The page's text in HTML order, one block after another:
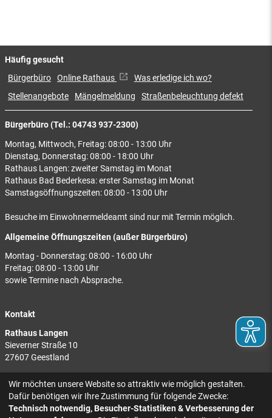
Bürgerbüro (Tel.: 04743 937-2300)
Montag, Mittwoch, Freitag: 08:00 - 13:00 Uhr
Dienstag, Donnerstag: 08:00 - 18:00 Uhr
Rathaus Langen: zweiter Samstag im Monat
Rathaus Bad Bederkesa: erster Samstag im Monat
Samstagsöffnungszeiten: 08:00 - 13:00 Uhr
Besuche im Einwohnermeldeamt sind nur mit Termin möglich.
Allgemeine Öffnungszeiten (außer Bürgerbüro)
Montag - Donnerstag: 08:00 - 16:00 Uhr
Freitag: 08:00 - 13:00 Uhr
sowie Termine nach Absprache.
Kontakt
Rathaus Langen
Sieverner Straße 10
27607 Geestland
Rathaus Bad Bederkesa
Am Markt 8
27624 Geestland
Häufig gesucht
Bürgerbüro Online Rathaus
Was erledige ich wo?
Stellenangebote
Mängelmeldung Straßenbeleuchtung defekt
Wir möchten unsere Website so attraktiv wie möglich gestalten.
Dafür benötigen wir Ihre Zustimmung für folgende Zwecke:
Technisch notwendig, Besucher-Statistiken & Verbesserung der